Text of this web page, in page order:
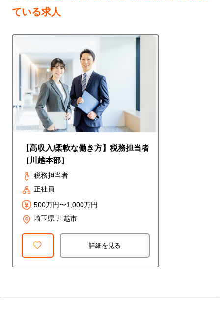
ている求人
【高収入/柔軟な働き方】税務担当者
［川越本部］
税務担当者
正社員
500万円〜1,000万円
埼玉県 川越市
詳細を見る